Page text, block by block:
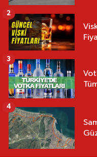
2
3
4